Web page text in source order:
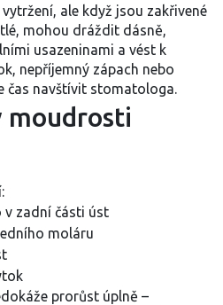
ale když jsou zakřivené
mohou dráždit dásně,
usazeninami a vést k
nepříjemný zápach nebo
čas navštívit stomatologa.
moudrosti
v zadní části úst
moláru
prorůst úplně –